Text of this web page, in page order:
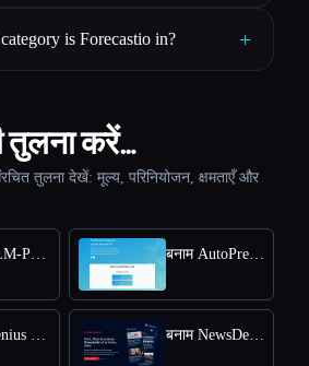
is Forecastio in? +
तुलना करें…
तुलना देखें: मूल्य, परिनियोजन, क्षमताएँ और
बनाम LLM-Powered Invoice & Receipt Extractor (OSS) बनाम AutoPredict
बनाम Genius Sheets बनाम NewsDeck from OneSub